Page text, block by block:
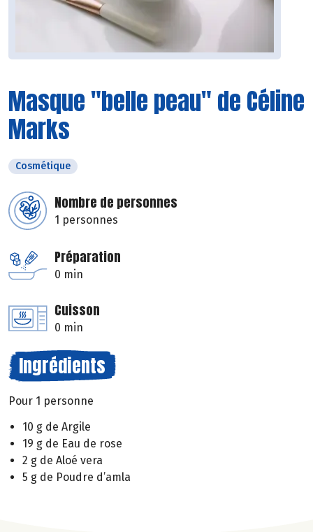
Masque "belle peau" de Céline
Marks
Cosmétique
Nombre de personnes
1 personnes
Préparation
0 min
Cuisson
0 min
Ingrédients
Pour 1 personne
10 g de Argile
19 g de Eau de rose
2 g de Aloé vera
5 g de Poudre d’amla